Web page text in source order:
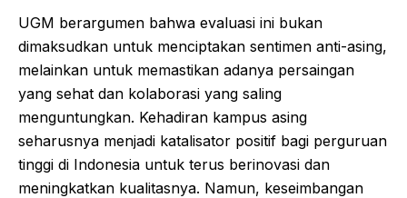
UGM berargumen bahwa evaluasi ini bukan
dimaksudkan untuk menciptakan sentimen anti-asing,
melainkan untuk memastikan adanya persaingan
yang sehat dan kolaborasi yang saling
menguntungkan. Kehadiran kampus asing
seharusnya menjadi katalisator positif bagi perguruan
tinggi di Indonesia untuk terus berinovasi dan
meningkatkan kualitasnya. Namun, keseimbangan